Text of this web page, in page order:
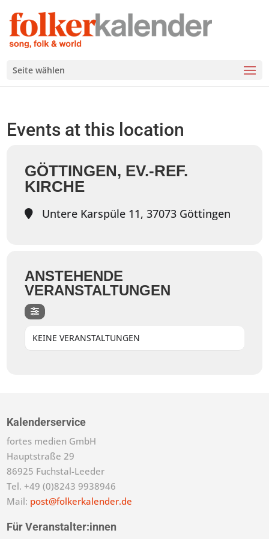
Seite wählen
Events at this location
GÖTTINGEN, EV.-REF.
KIRCHE
Untere Karspüle 11, 37073 Göttingen
ANSTEHENDE
VERANSTALTUNGEN
KEINE VERANSTALTUNGEN
Kalenderservice
fortes medien GmbH
Hauptstraße 29
86925 Fuchstal-Leeder
Tel. +49 (0)8243 9938946
Mail: post@folkerkalender.de
Für Veranstalter:innen